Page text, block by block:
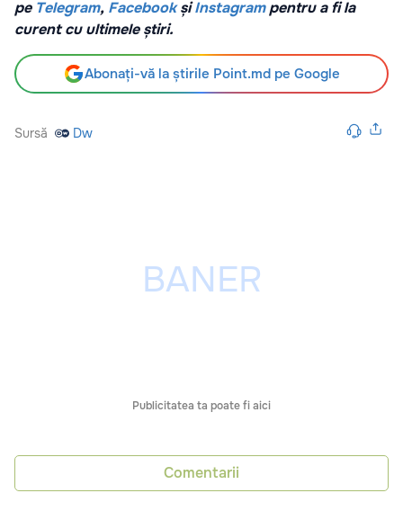
pe Telegram, Facebook șiInstagrampentru a fi la
curent cu ultimele știri.
Abonați-vă la știrile Point.md pe Google
Sursă Dw
Publicitatea ta poate fi aici
Comentarii